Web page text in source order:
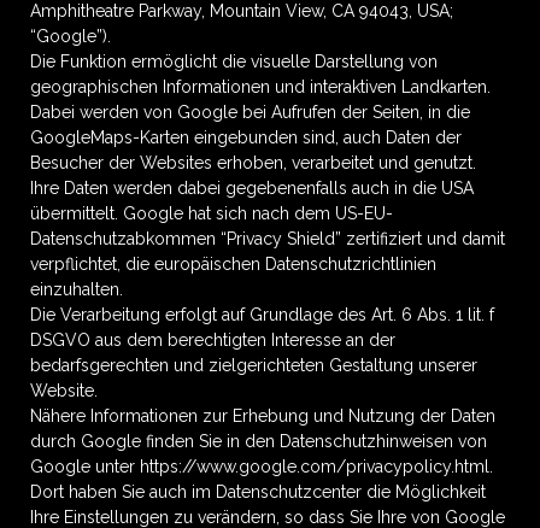
Amphitheatre Parkway, Mountain View, CA 94043, USA;
“Google”).
Die Funktion ermöglicht die visuelle Darstellung von
geographischen Informationen und interaktiven Landkarten.
Dabei werden von Google bei Aufrufen der Seiten, in die
GoogleMaps-Karten eingebunden sind, auch Daten der
Besucher der Websites erhoben, verarbeitet und genutzt.
Ihre Daten werden dabei gegebenenfalls auch in die USA
übermittelt. Google hat sich nach dem US-EU-
Datenschutzabkommen “Privacy Shield” zertifiziert und damit
verpflichtet, die europäischen Datenschutzrichtlinien
einzuhalten.
Die Verarbeitung erfolgt auf Grundlage des Art. 6 Abs. 1 lit. f
DSGVO aus dem berechtigten Interesse an der
bedarfsgerechten und zielgerichteten Gestaltung unserer
Website.
Nähere Informationen zur Erhebung und Nutzung der Daten
durch Google finden Sie in den Datenschutzhinweisen von
Google unter https://www.google.com/privacypolicy.html.
Dort haben Sie auch im Datenschutzcenter die Möglichkeit
Ihre Einstellungen zu verändern, so dass Sie Ihre von Google